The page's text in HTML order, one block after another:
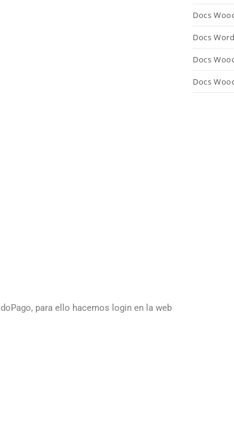
para ello hacemos login en la web
Docs
Docs
Docs
Docs